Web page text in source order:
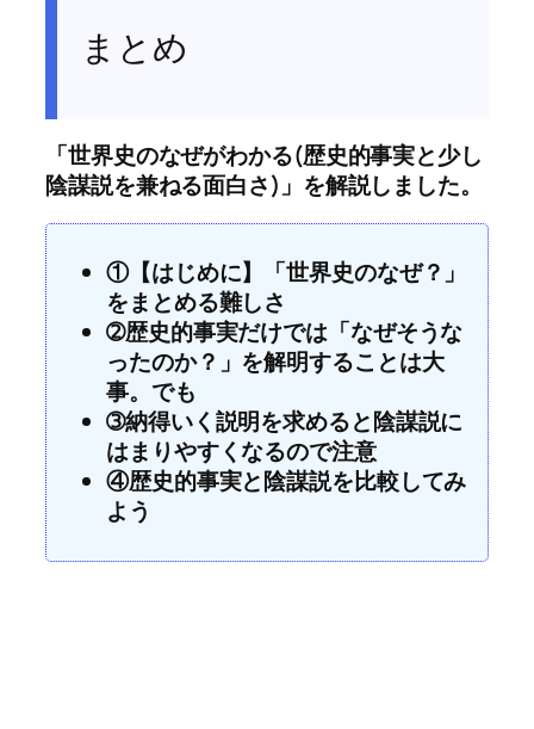
まとめ
「世界史のなぜがわかる(歴史的事実と少し
陰謀説を兼ねる面白さ)」を解説しました。
①【はじめに】「世界史のなぜ？」
をまとめる難しさ
➁歴史的事実だけでは「なぜそうな
ったのか？」を解明することは大
事。でも
➂納得いく説明を求めると陰謀説に
はまりやすくなるので注意
④歴史的事実と陰謀説を比較してみ
よう